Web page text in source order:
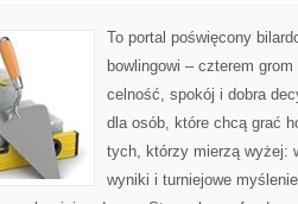
To portal poświęcony
bowlingowi – czterem
celność, spokój i dobra
dla osób, które chcą grać
tych, którzy mierzą wyżej:
wyniki i turniejowe